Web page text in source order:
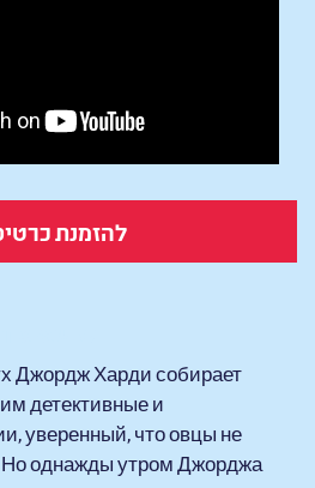
להזמנת
Джордж Харди собирает
детективные и
уверенный, что овцы не
однажды утром Джорджа